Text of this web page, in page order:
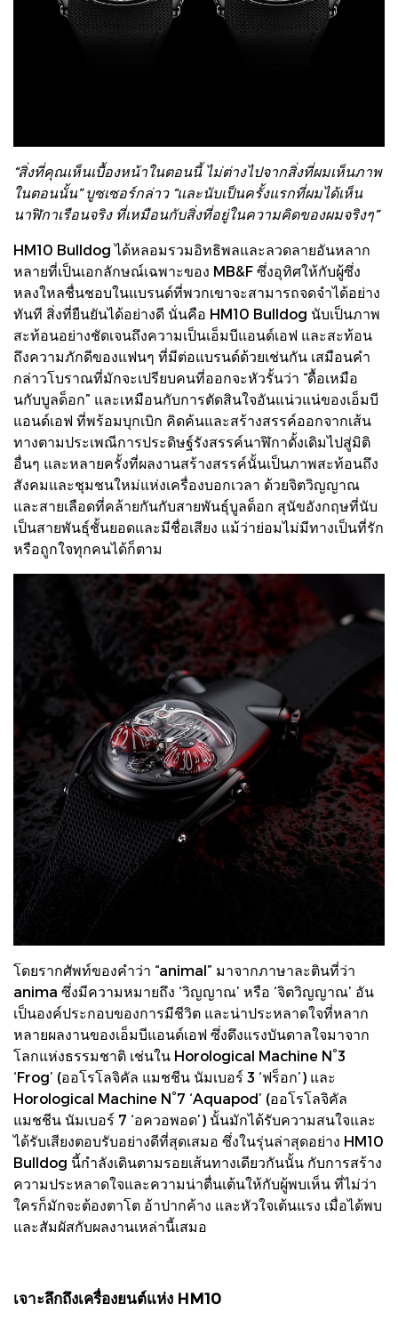
“สิ่งที่คุณเห็นเบื้องหน้าในตอนนี้ ไม่ต่างไปจากสิ่งที่ผมเห็นภาพ
ในตอนนั้น” บูซเซอร์กล่าว “และนับเป็นครั้งแรกที่ผมได้เห็น
นาฬิกาเรือนจริง ที่เหมือนกับสิ่งที่อยู่ในความคิดของผมจริงๆ”
HM10 Bulldog ได้หลอมรวมอิทธิพลและลวดลายอันหลาก
หลายที่เป็นเอกลักษณ์เฉพาะของ MB&F ซึ่งอุทิศให้กับผู้ซึ่ง
หลงใหลชื่นชอบในแบรนด์ที่พวกเขาจะสามารถจดจำได้อย่าง
ทันที สิ่งที่ยืนยันได้อย่างดี นั่นคือ HM10 Bulldog นับเป็นภาพ
สะท้อนอย่างชัดเจนถึงความเป็นเอ็มบีแอนด์เอฟ และสะท้อน
ถึงความภักดีของแฟนๆ ที่มีต่อแบรนด์ด้วยเช่นกัน เสมือนคำ
กล่าวโบราณที่มักจะเปรียบคนที่ออกจะหัวรั้นว่า “ดื้อเหมือ
นกับบูลด็อก” และเหมือนกับการตัดสินใจอันแน่วแน่ของเอ็มบี
แอนด์เอฟ ที่พร้อมบุกเบิก คิดค้นและสร้างสรรค์ออกจากเส้น
ทางตามประเพณีการประดิษฐ์รังสรรค์นาฬิกาดั้งเดิมไปสู่มิติ
อื่นๆ และหลายครั้งที่ผลงานสร้างสรรค์นั้นเป็นภาพสะท้อนถึง
สังคมและชุมชนใหม่แห่งเครื่องบอกเวลา ด้วยจิตวิญญาณ
และสายเลือดที่คล้ายกันกับสายพันธุ์บูลด็อก สุนัขอังกฤษที่นับ
เป็นสายพันธุ์ชั้นยอดและมีชื่อเสียง แม้ว่าย่อมไม่มีทางเป็นที่รัก
หรือถูกใจทุกคนได้ก็ตาม
โดยรากศัพท์ของคำว่า “animal” มาจากภาษาละตินที่ว่า
anima ซึ่งมีความหมายถึง ‘วิญญาณ’ หรือ ‘จิตวิญญาณ’ อัน
เป็นองค์ประกอบของการมีชีวิต และน่าประหลาดใจที่หลาก
หลายผลงานของเอ็มบีแอนด์เอฟ ซึ่งดึงแรงบันดาลใจมาจาก
โลกแห่งธรรมชาติ เช่นใน Horological Machine N°3
‘Frog’ (ออโรโลจิคัล แมชชีน นัมเบอร์ 3 ‘ฟร็อก’) และ
Horological Machine N°7 ‘Aquapod’ (ออโรโลจิคัล
แมชชีน นัมเบอร์ 7 ‘อควอพอด’) นั้นมักได้รับความสนใจและ
ได้รับเสียงตอบรับอย่างดีที่สุดเสมอ ซึ่งในรุ่นล่าสุดอย่าง HM10
Bulldog นี้กำลังเดินตามรอยเส้นทางเดียวกันนั้น กับการสร้าง
ความประหลาดใจและความน่าตื่นเต้นให้กับผู้พบเห็น ที่ไม่ว่า
ใครก็มักจะต้องตาโต อ้าปากค้าง และหัวใจเต้นแรง เมื่อได้พบ
และสัมผัสกับผลงานเหล่านี้เสมอ
เจาะลึกถึงเครื่องยนต์แห่ง HM10